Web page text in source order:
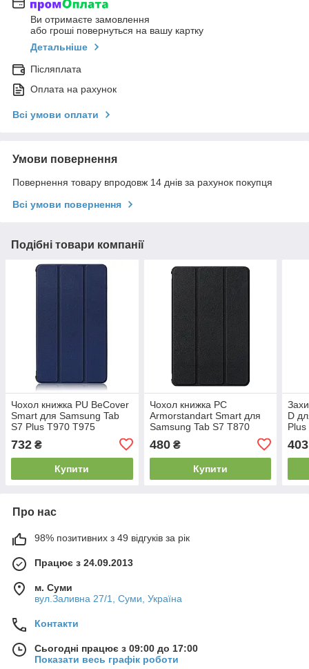
Ви отримаєте замовлення
або гроші повернуться на вашу картку
Детальніше
Післяплата
Оплата на рахунок
Всі умови оплати
Умови повернення
Повернення товару впродовж 14 днів за рахунок покупця
Всі умови повернення
Подібні товари компанії
Чохол книжка PU BeCover
Smart для Samsung Tab
S7 Plus T970 T975
732 ₴
Купити
Чохол книжка PC
Armorstandart Smart для
Samsung Tab S7 T870
480₴
Купити
D
403
Про нас
98% позитивних з 49 відгуків за рік
Працює з 24.09.2013
м. Суми
вул.Заливна 27/1, Суми, Україна
Контакти
Сьогодні працює з 09:00 до 17:00
Показати весь графік роботи